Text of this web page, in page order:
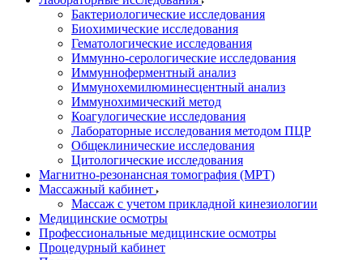
Бактериологические исследования
Биохимические исследования
Гематологические исследования
Иммунно-серологические исследования
Иммунноферментный анализ
Иммунохемилюминесцентный анализ
Иммунохимический метод
Коагулогические исследования
Лабораторные исследования методом ПЦР
Общеклинические исследования
Цитологические исследования
Магнитно-резонансная томография (МРТ)
Массажный кабинет
Массаж с учетом прикладной кинезиологии
Медицинские осмотры
Профессиональные медицинские осмотры
Процедурный кабинет